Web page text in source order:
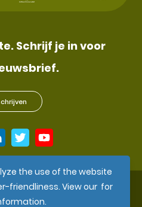
the use of the website
friendliness. View our for
Schrijf je in voor